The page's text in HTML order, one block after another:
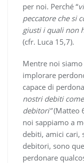
per noi. Perché “
peccatore che si
giusti i quali non
(cfr. Luca 15,7).
Mentre noi
implorare
capace di
nostri debiti
debitori”(Matteo
noi sappiamo a
debiti, amici cari,
debitori, sono
perdonare